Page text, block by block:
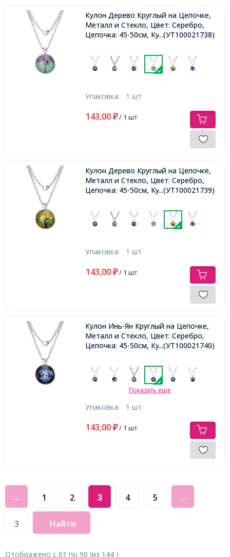
Кулон Дерево Круглый на Цепочке,
Металл и Стекло, Цвет: Серебро,
Цепочка: 45-50см, Кулон: 27мм,
...(УТ100021738)
Упаковка: 1 шт
143,00 ₽/ 1 шт
Кулон Дерево Круглый на Цепочке,
Металл и Стекло, Цвет: Серебро,
Цепочка: 45-50см, Кулон: 27мм,
...(УТ100021739)
Упаковка: 1 шт
143,00 ₽/ 1 шт
Кулон Инь-Ян Круглый на Цепочке,
Металл и Стекло, Цвет: Серебро,
Цепочка: 45-50см, Кулон: 27мм,
...(УТ100021740)
Показать еще
Упаковка: 1 шт
143,00 ₽/ 1 шт
← 1 2 3 4 5 →
Найти
Отображено с 61 по 90 (из 144 )